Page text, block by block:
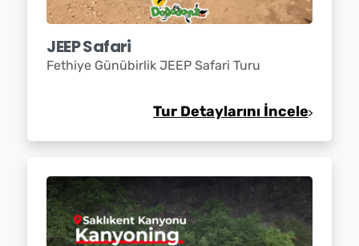
JEEP Safari
Fethiye Günübirlik JEEP Safari Turu
Tur Detaylarını İncele